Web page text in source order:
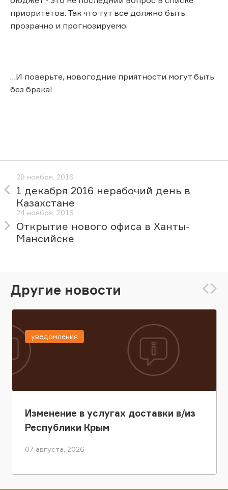
приоритетов. Так что тут все должно быть
прозрачно и прогнозируемо.
…И поверьте, новогодние приятности могут быть
без брака!
29 ноября, 2016
1 декабря 2016 нерабочий день в
Казахстане
24 ноября, 2016
Открытие нового офиса в Ханты-
Мансийске
Другие новости
Изменение в услугах доставки в/из
Республики Крым
07 августа, 2026
уведомления